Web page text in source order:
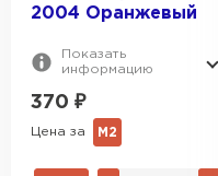
2004 Оранжевый
Показать
информацию
370 ₽
Цена за М2